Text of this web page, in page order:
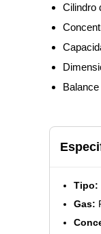
Cilindro
Tipo:
Gas: